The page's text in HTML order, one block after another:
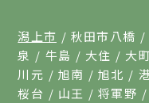
潟上市 秋田市八橋
泉
牛島 大住 大
川元
旭南 旭北
桜台
山王 将軍野